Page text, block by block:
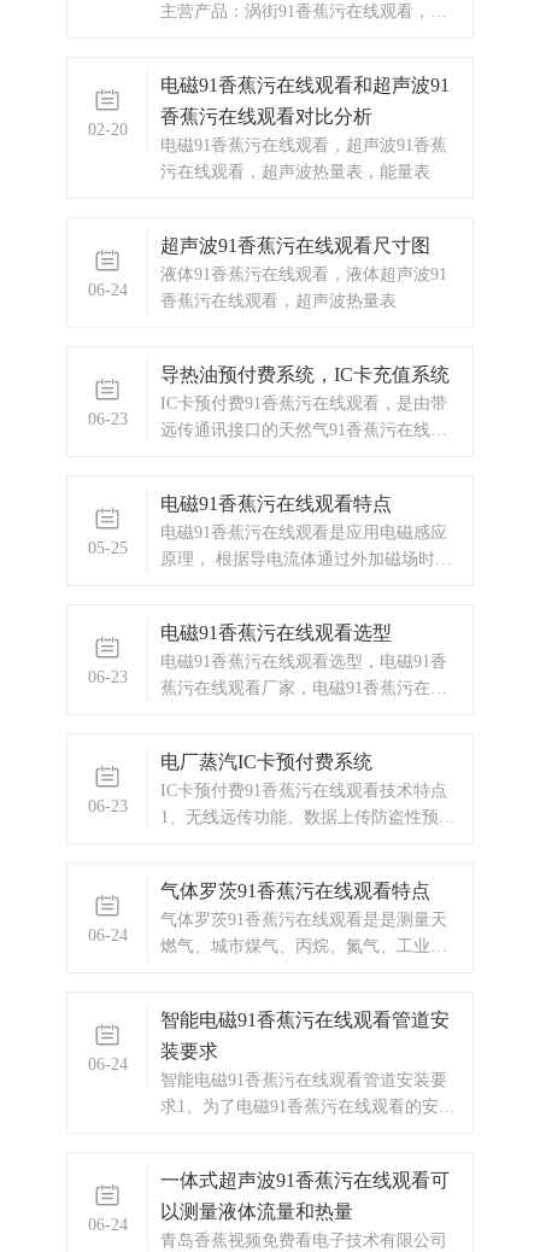
流量定量控制
主营产品：涡街91香蕉污在线观看，电
表，分析仪器，水质监测设备，压力仪
表等，以及承接电气自动化项目。欢迎
来电咨询。热线电话：0532-67731362
/0532-6773136
02-20
电磁91香蕉污在线观看和超声波91
香蕉污在线观看对比分析
电磁91香蕉污在线观看，超声波91香蕉
污在线观看，超声波热量表，能量表
06-24
超声波91香蕉污在线观看尺寸图
液体91香蕉污在线观看，液体超声波91
香蕉污在线观看，超声波热量表
06-23
导热油预付费系统，IC卡充值系统
IC卡预付费91香蕉污在线观看，是由带
远传通讯接口的天然气91香蕉污在线观
和集中抄表管理系统软件组成。
05-25
电磁91香蕉污在线观看特点
电磁91香蕉污在线观看是应用电磁感应
原理， 根据导电流体通过外加磁场时感
直流或交流磁场。
06-23
电磁91香蕉污在线观看选型
电磁91香蕉污在线观看选型，电磁91香
蕉污在线观看厂家，电磁91香蕉污在线
06-23
电厂蒸汽IC卡预付费系统
IC卡预付费91香蕉污在线观看技术特点
1、无线远传功能、数据上传防盗性预付
累计流量、温度、压力、余额、阀门开
度、箱门开闭状态等信息上传到监控室
的电脑。
06-24
气体罗茨91香蕉污在线观看特点
气体罗茨91香蕉污在线观看是是测量天
燃气、城市煤气、丙烷、氮气、工业惰
06-24
智能电磁91香蕉污在线观看管道安
装要求
智能电磁91香蕉污在线观看管道安装要
求1、为了电磁91香蕉污在线观看的安
磁91香蕉污在线观看安装在温度变化很
大或受到设备高温辐射的场所3、91香蕉
污在线观看应安装在室内，如安装在室
06-24
一体式超声波91香蕉污在线观看可
以测量液体流量和热量
青岛香蕉视频免费看电子技术有限公司